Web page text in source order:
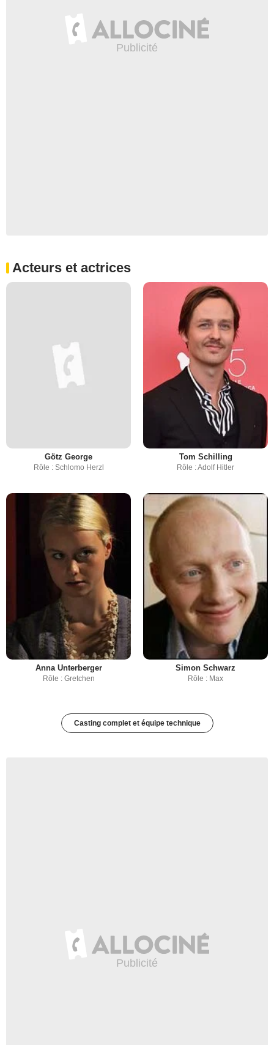
Acteurs et actrices
Götz George
Rôle : Schlomo Herzl
Tom Schilling
Rôle : Adolf Hitler
Anna Unterberger
Rôle : Gretchen
Simon Schwarz
Rôle : Max
Casting complet et équipe technique